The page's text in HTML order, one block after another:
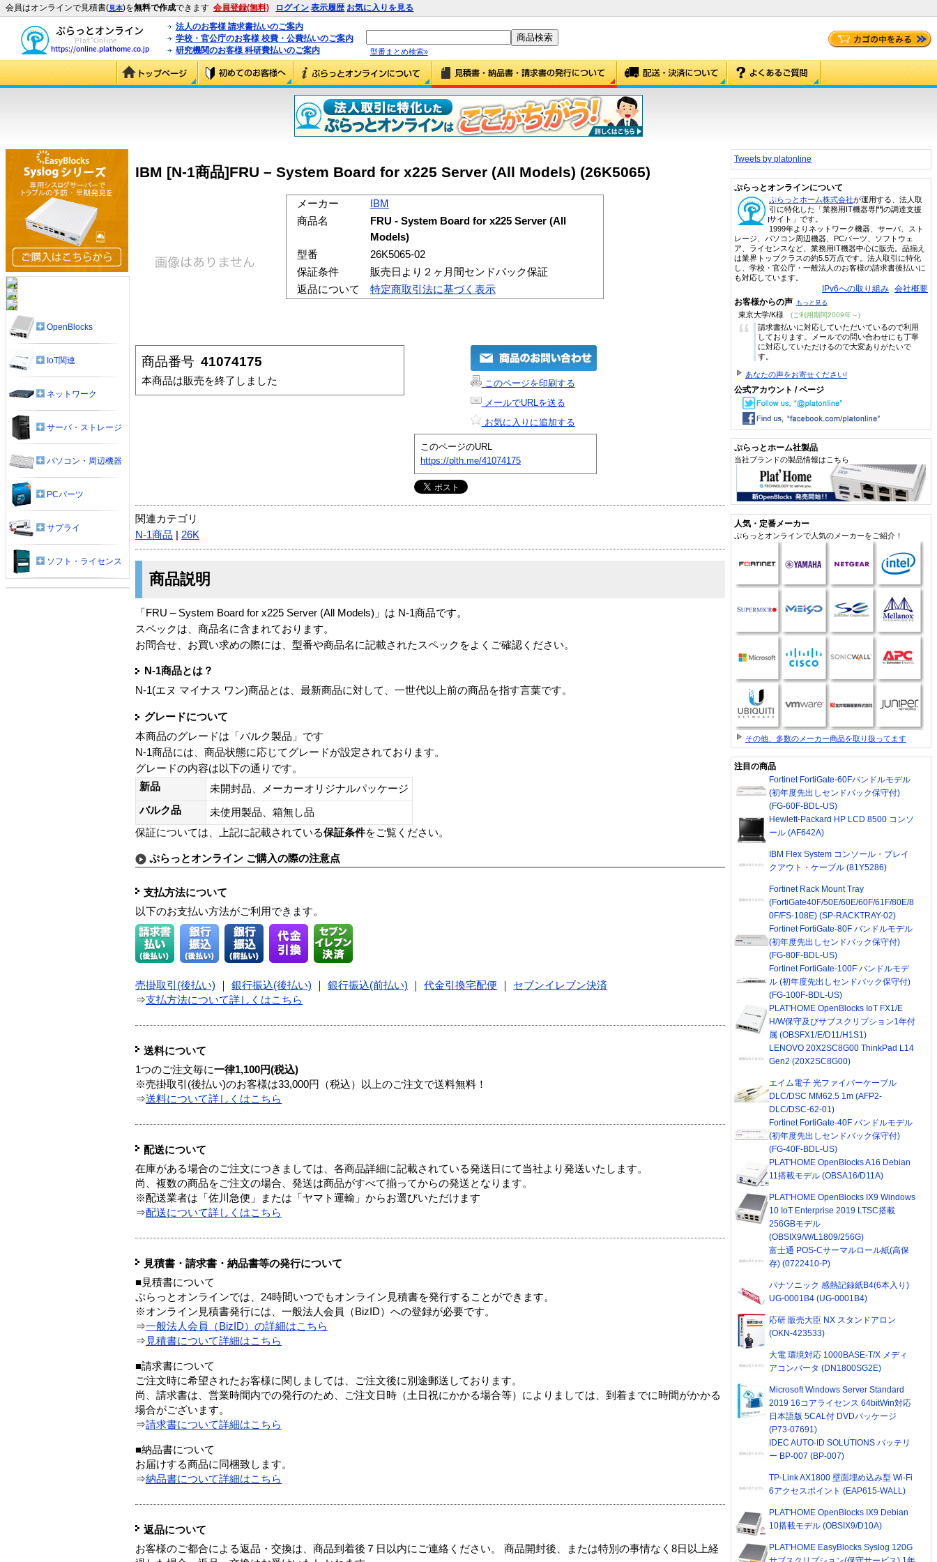
会員はオンラインで見積書(見本)を無料で作成できます 会員登録(無料) ログイン 表示履歴 お気に入りを見る
法人のお客様 請求書払いのご案内
学校・官公庁のお客様 校費・公費払いのご案内
研究機関のお客様 科研費払いのご案内
型番まとめ検索»
IBM [N-1商品]FRU – System Board for x225 Server (All Models) (26K5065)
メーカー
IBM
商品名
FRU - System Board for x225 Server (All
Models)
型番
26K5065-02
保証条件
販売日より２ヶ月間センドバック保証
返品について
特定商取引法に基づく表示
商品番号 41074175
本商品は販売を終了しました
このページを印刷する
メールでURLを送る
お気に入りに追加する
このページのURL
https://plth.me/41074175
関連カテゴリ
N-1商品
26K
商品説明
「FRU – System Board for x225 Server (All Models)」は N-1商品です。
スペックは、商品名に含まれております。
お問合せ、お買い求めの際には、型番や商品名に記載されたスペックをよくご確認ください。
N-1商品とは？
N-1(エヌ マイナス ワン)商品とは、最新商品に対して、一世代以上前の商品を指す言葉です。
グレードについて
本商品のグレードは「バルク製品」です
N-1商品には、商品状態に応じてグレードが設定されております。
グレードの内容は以下の通りです。
新品
未開封品、メーカーオリジナルパッケージ
バルク品
未使用製品、箱無し品
保証については、上記に記載されている保証条件をご覧ください。
ぷらっとオンライン ご購入の際の注意点
支払方法について
以下のお支払い方法がご利用できます。
売掛取引(後払い) 銀行振込(後払い) 銀行振込(前払い) 代金引換宅配便
セブンイレブン決済
⇒支払方法について詳しくはこちら
送料について
1つのご注文毎に一律1,100円(税込)
※売掛取引(後払い)のお客様は33,000円（税込）以上のご注文で送料無料！
⇒送料について詳しくはこちら
配送について
在庫がある場合のご注文につきましては、各商品詳細に記載されている発送日にて当社より発送いたします。
尚、複数の商品をご注文の場合、発送は商品がすべて揃ってからの発送となります。
※配送業者は「佐川急便」または「ヤマト運輸」からお選びいただけます
⇒配送について詳しくはこちら
見積書・請求書・納品書等の発行について
■見積書について
ぷらっとオンラインでは、24時間いつでもオンライン見積書を発行することができます。
※オンライン見積書発行には、一般法人会員（BizID）への登録が必要です。
⇒一般法人会員（BizID）の詳細はこちら
⇒ 見積書について詳細はこちら
■請求書について
ご注文時に希望されたお客様に関しましては、ご注文後に別途郵送しております。
尚、請求書は、営業時間内での発行のため、ご注文日時（土日祝にかかる場合等）によりましては、到着までに時間がかかる
場合がございます。
⇒請求書について詳細はこちら
■納品書について
お届けする商品に同梱致します。
⇒納品書について詳細はこちら
返品について
お客様のご都合による返品・交換は、商品到着後７日以内にご連絡ください。 商品開封後、または特別の事情なく8日以上経
OpenBlocks
IoT関連
ネットワーク
サーバ・ストレージ
パソコン・周辺機器
PCパーツ
サプライ
ソフト・ライセンス
Tweets by platonline
ぷらっとオンラインについて
ぷらっとホーム株式会社が運用する、法人取
引に特化した「業務用IT機器専門の調達支援
サイト」です。
1999年よりネットワーク機器、サーバ、スト
レージ、パソコン周辺機器、PCパーツ、ソフトウェ
ア、ライセンスなど、業務用IT機器中心に販売。品揃え
は業界トップクラスの約5.5万点です。法人取引に特化
し、学校・官公庁・一般法人のお客様の請求書後払いに
も対応しています。
IPv6への取り組み 会社概要
お客様からの声 もっと見る
東京大学/K様 (ご利用期間2009年～)
“
請求書払いに対応していただいているので利用
しております。メールでの問い合わせにも丁寧
に対応していただけるので大変ありがたいで
す。
あなたの声をお寄せください!
公式アカウント / ページ
ぷらっとホーム社製品
当社ブランドの製品情報はこちら
人気・定番メーカー
ぷらっとオンラインで人気のメーカーをご紹介！
その他、多数のメーカー商品を取り扱ってます
注目の商品
Fortinet FortiGate-60Fバンドルモデル
(初年度先出しセンドバック保守付)
(FG-60F-BDL-US)
Hewlett-Packard HP LCD 8500 コンソ
ール (AF642A)
IBM Flex System コンソール・ブレイ
クアウト・ケーブル (81Y5286)
Fortinet Rack Mount Tray
(FortiGate40F/50E/60E/60F/61F/80E/8
0F/FS-108E) (SP-RACKTRAY-02)
Fortinet FortiGate-80F バンドルモデル
(初年度先出しセンドバック保守付)
(FG-80F-BDL-US)
Fortinet FortiGate-100F バンドルモデ
ル (初年度先出しセンドバック保守付)
(FG-100F-BDL-US)
PLAT'HOME OpenBlocks IoT FX1/E
H/W保守及びサブスクリプション1年付
属 (OBSFX1/E/D11/H1S1)
LENOVO 20X2SC8G00 ThinkPad L14
Gen2 (20X2SC8G00)
エイム電子 光ファイバーケーブル
DLC/DSC MM62.5 1m (AFP2-
DLC/DSC-62-01)
Fortinet FortiGate-40F バンドルモデル
(初年度先出しセンドバック保守付)
(FG-40F-BDL-US)
PLAT'HOME OpenBlocks A16 Debian
11搭載モデル (OBSA16/D11A)
PLAT'HOME OpenBlocks IX9 Windows
10 IoT Enterprise 2019 LTSC搭載
256GBモデル
(OBSIX9/W/L1809/256G)
富士通 POS-Cサーマルロール紙(高保
存) (0722410-P)
パナソニック 感熱記録紙B4(6本入り)
UG-0001B4 (UG-0001B4)
応研 販売大臣 NX スタンドアロン
(OKN-423533)
大電 環境対応 1000BASE-T/X メディ
アコンバータ (DN1800SG2E)
Microsoft Windows Server Standard
2019 16コアライセンス 64bitWin対応
日本語版 5CAL付 DVDパッケージ
(P73-07691)
IDEC AUTO-ID SOLUTIONS バッテリ
ー BP-007 (BP-007)
TP-Link AX1800 壁面埋め込み型 Wi-Fi
6アクセスポイント (EAP615-WALL)
PLAT'HOME OpenBlocks IX9 Debian
10搭載モデル (OBSIX9/D10A)
PLAT'HOME EasyBlocks Syslog 120G